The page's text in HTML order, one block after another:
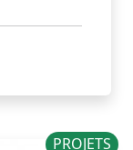
PROJETS